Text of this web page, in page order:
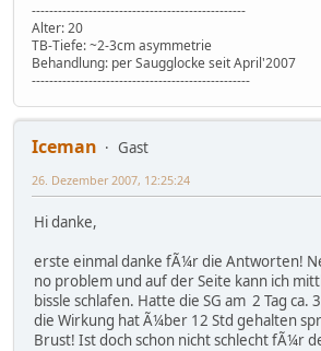
-------------------------------------------------
Alter: 20
TB-Tiefe: ~2-3cm asymmetrie
Behandlung: per Saugglocke seit April'2007
--------------------------------------------------
Iceman
Gast
26. Dezember 2007, 12:25:24
Hi danke,
erste einmal danke fÃ¼r die Antworten!
no problem und auf der Seite kann ich
bissle schlafen. Hatte die SG am 2 Tag ca.
die Wirkung hat Ã¼ber 12 Std gehalten
Brust! Ist doch schon nicht schlecht fÃ¼r